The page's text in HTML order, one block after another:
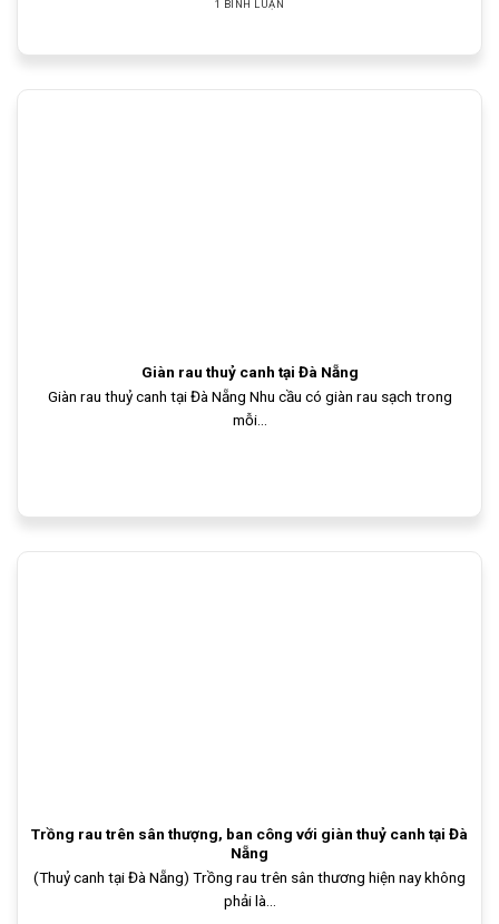
1 BÌNH LUẬN
Giàn rau thuỷ canh tại Đà Nẵng
Giàn rau thuỷ canh tại Đà Nẵng Nhu cầu có giàn rau sạch trong
mỗi...
Trồng rau trên sân thượng, ban công với giàn thuỷ canh tại Đà
Nẵng
(Thuỷ canh tại Đà Nẵng) Trồng rau trên sân thương hiện nay không
phải là...